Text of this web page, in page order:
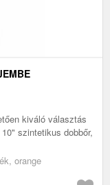
kiváló választás
szintetikus dobbőr,
orange